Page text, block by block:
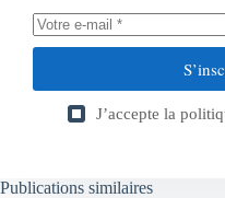
J’accepte la
Publications similaires